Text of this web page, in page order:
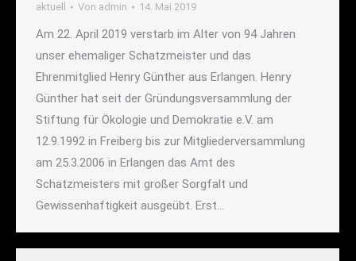
aktuell Von admin 14. Mai 2019
Am 22. April 2019 verstarb im Alter von 94 Jahren
unser ehemaliger Schatzmeister und das
Ehrenmitglied Henry Günther aus Erlangen. Henry
Günther hat seit der Gründungsversammlung der
Stiftung für Ökologie und Demokratie e.V. am
12.9.1992 in Freiberg bis zur Mitgliederversammlung
am 25.3.2006 in Erlangen das Amt des
Schatzmeisters mit großer Sorgfalt und
Gewissenhaftigkeit ausgeübt. Erst…